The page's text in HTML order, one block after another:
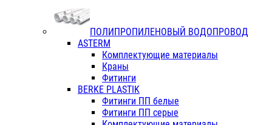
ПОЛИПРОПИЛЕНОВЫЙ ВОДОПРОВОД
ASTERM
Комплектующие материалы
Краны
Фитинги
BERKE PLASTIK
Фитинги ПП белые
Фитинги ПП серые